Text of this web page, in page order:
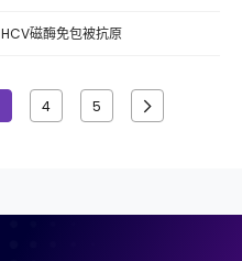
HCV磁酶免包被抗原
4 5